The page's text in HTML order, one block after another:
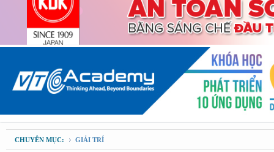
CHUYÊN MỤC: GIẢI TRÍ